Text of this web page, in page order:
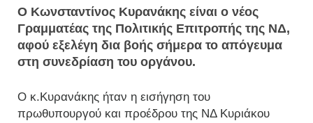
Ο Κωνσταντίνος Κυρανάκης είναι ο νέος
Γραμματέας της Πολιτικής Επιτροπής της ΝΔ,
αφού εξελέγη δια βοής σήμερα το απόγευμα
στη συνεδρίαση του οργάνου.
Ο κ.Κυρανάκης ήταν η εισήγηση του
πρωθυπουργού και προέδρου της ΝΔ Κυριάκου